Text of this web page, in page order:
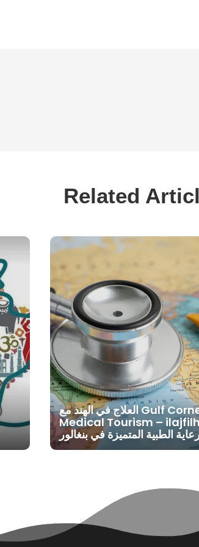
Related
العلاج في الهند مع Gulf Corner
Medical Tourism –
الطبية المتميزة في بنغالور